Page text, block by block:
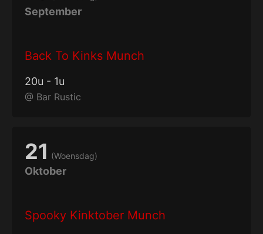
September
Back To Kinks Munch
20u - 1u
@ Bar Rustic
21 (Woensdag)
Oktober
Spooky Kinktober Munch